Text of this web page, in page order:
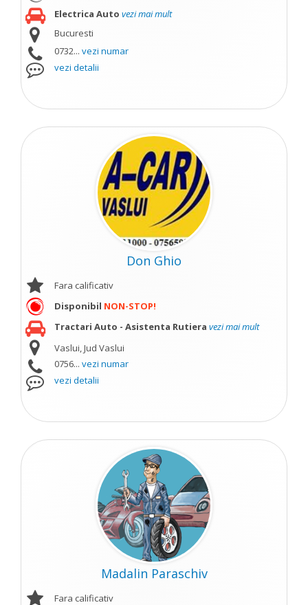
Electrica Auto vezi mai mult
Bucuresti
0732... vezi numar
vezi detalii
Don Ghio
Fara calificativ
Disponibil NON-STOP!
Tractari Auto - Asistenta Rutiera vezi mai mult
Vaslui, Jud Vaslui
0756... vezi numar
vezi detalii
Madalin Paraschiv
Fara calificativ